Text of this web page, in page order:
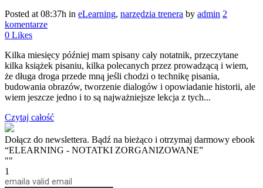
Posted at 08:37h in eLearning, narzędzia trenera by admin 2
komentarze
0 Likes
Kilka miesięcy później mam spisany cały notatnik, przeczytane
kilka książek pisaniu, kilka polecanych przez prowadzącą i wiem,
że długa droga przede mną jeśli chodzi o technikę pisania,
budowania obrazów, tworzenie dialogów i opowiadanie historii, ale
wiem jeszcze jedno i to są najważniejsze lekcja z tych...
Czytaj całość
Dołącz do newslettera. Bądź na bieżąco i otrzymaj darmowy ebook
“ELEARNING - NOTATKI ZORGANIZOWANE”
""
1
email a valid email